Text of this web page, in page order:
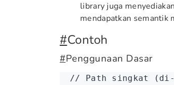
library juga
mendapatkan semantik
#Contoh
#Penggunaan Dasar
// Path singkat (di-